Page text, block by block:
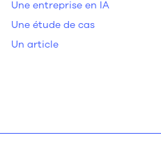
Une entreprise en IA
Une étude de cas
Un article